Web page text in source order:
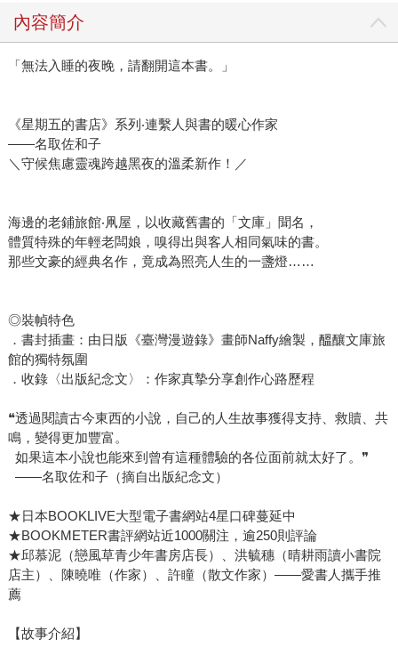
期一會」。一本書會帶給人怎樣的影響，又會如何支持一個
人的人生呢？小說中的四組旅客，分別與川端康成《女兒
心》、橫光利一《春天乘著馬車來》、志賀直哉《小學徒的
惱，暫時脫離日常，來此度假，這些他們聽過卻從未讀過的
書彷彿貼心的旅伴：以文字和他們「對話」，反映他們說不
出口的疑惑，像預演另一種生活的可能性，沒有提供「標準
庫」究竟有何來歷？擁有如此神奇「嗅覺」的圓，是幸還是
不幸？她也能遇見和自己相同氣味的書嗎？作者藉由「文
庫」中唯一缺少的文豪作品——夏目漱石《心》，解開這一
慢慢發酵。期盼這部小說，也能成為和你有著相同氣味的
書。
內容簡介
「無法入睡的夜晚，請翻開這本書。」
《星期五的書店》系列‧連繫人與書的暖心作家
——名取佐和子
＼守候焦慮靈魂跨越黑夜的溫柔新作！／
海邊的老鋪旅館‧凧屋，以收藏舊書的「文庫」聞名，
體質特殊的年輕老闆娘，嗅得出與客人相同氣味的書。
那些文豪的經典名作，竟成為照亮人生的一盞燈……
◎裝幀特色
．書封插畫：由日版《臺灣漫遊錄》畫師Naffy繪製，醞釀文庫旅
館的獨特氛圍
．收錄〈出版紀念文〉：作家真摯分享創作心路歷程
❝透過閱讀古今東西的小說，自己的人生故事獲得支持、救贖、共
鳴，變得更加豐富。
如果這本小說也能來到曾有這種體驗的各位面前就太好了。❞
——名取佐和子（摘自出版紀念文）
★日本BOOKLIVE大型電子書網站4星口碑蔓延中
★BOOKMETER書評網站近1000關注，逾250則評論
★邱慕泥（戀風草青少年書房店長）、洪毓穗（晴耕雨讀小書院
店主）、陳曉唯（作家）、許瞳（散文作家）——愛書人攜手推
薦
【故事介紹】